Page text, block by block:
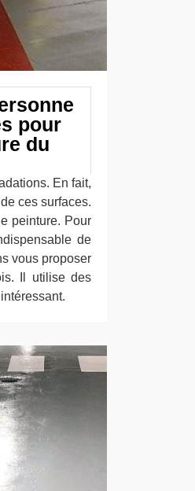
pour
du
En fait,
ces surfaces.
peinture. Pour
de
vous proposer
Il utilise des